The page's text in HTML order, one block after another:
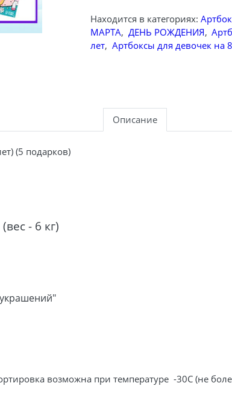
Находится в категориях:
МАРТА, ДЕНЬ РОЖДЕНИЯ,
лет, Артбоксы для девочек на
Описание
(5 подарков)
- 6 кг)
возможна при температуре -30С (не